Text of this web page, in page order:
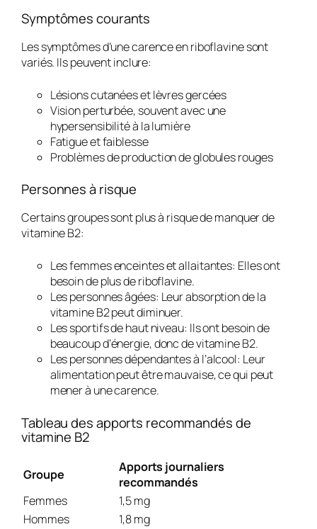
Symptômes courants
Les symptômes d’une carence en riboflavine sont
variés. Ils peuvent inclure:
Lésions cutanées et lèvres gercées
Vision perturbée, souvent avec une
hypersensibilité à la lumière
Fatigue et faiblesse
Problèmes de production de globules rouges
Personnes à risque
Certains groupes sont plus à risque de manquer de
vitamine B2:
Les femmes enceintes et allaitantes: Elles ont
besoin de plus de riboflavine.
Les personnes âgées: Leur absorption de la
vitamine B2 peut diminuer.
Les sportifs de haut niveau: Ils ont besoin de
beaucoup d’énergie, donc de vitamine B2.
Les personnes dépendantes à l’alcool: Leur
alimentation peut être mauvaise, ce qui peut
mener à une carence.
Tableau des apports recommandés de
vitamine B2
Groupe
Apports journaliers
recommandés
Femmes
1,5 mg
Hommes
1,8 mg